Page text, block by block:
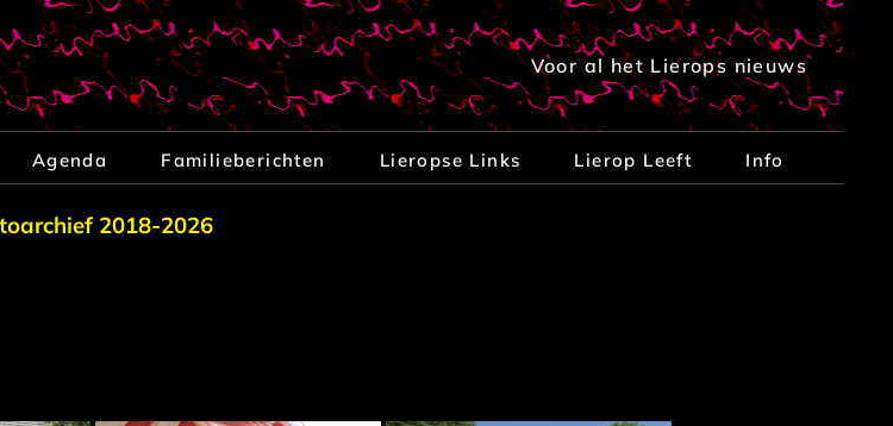
Voor al het Lierops nieuws
Agenda Familieberichten Lieropse Links Lierop Leeft Info
2018-2026